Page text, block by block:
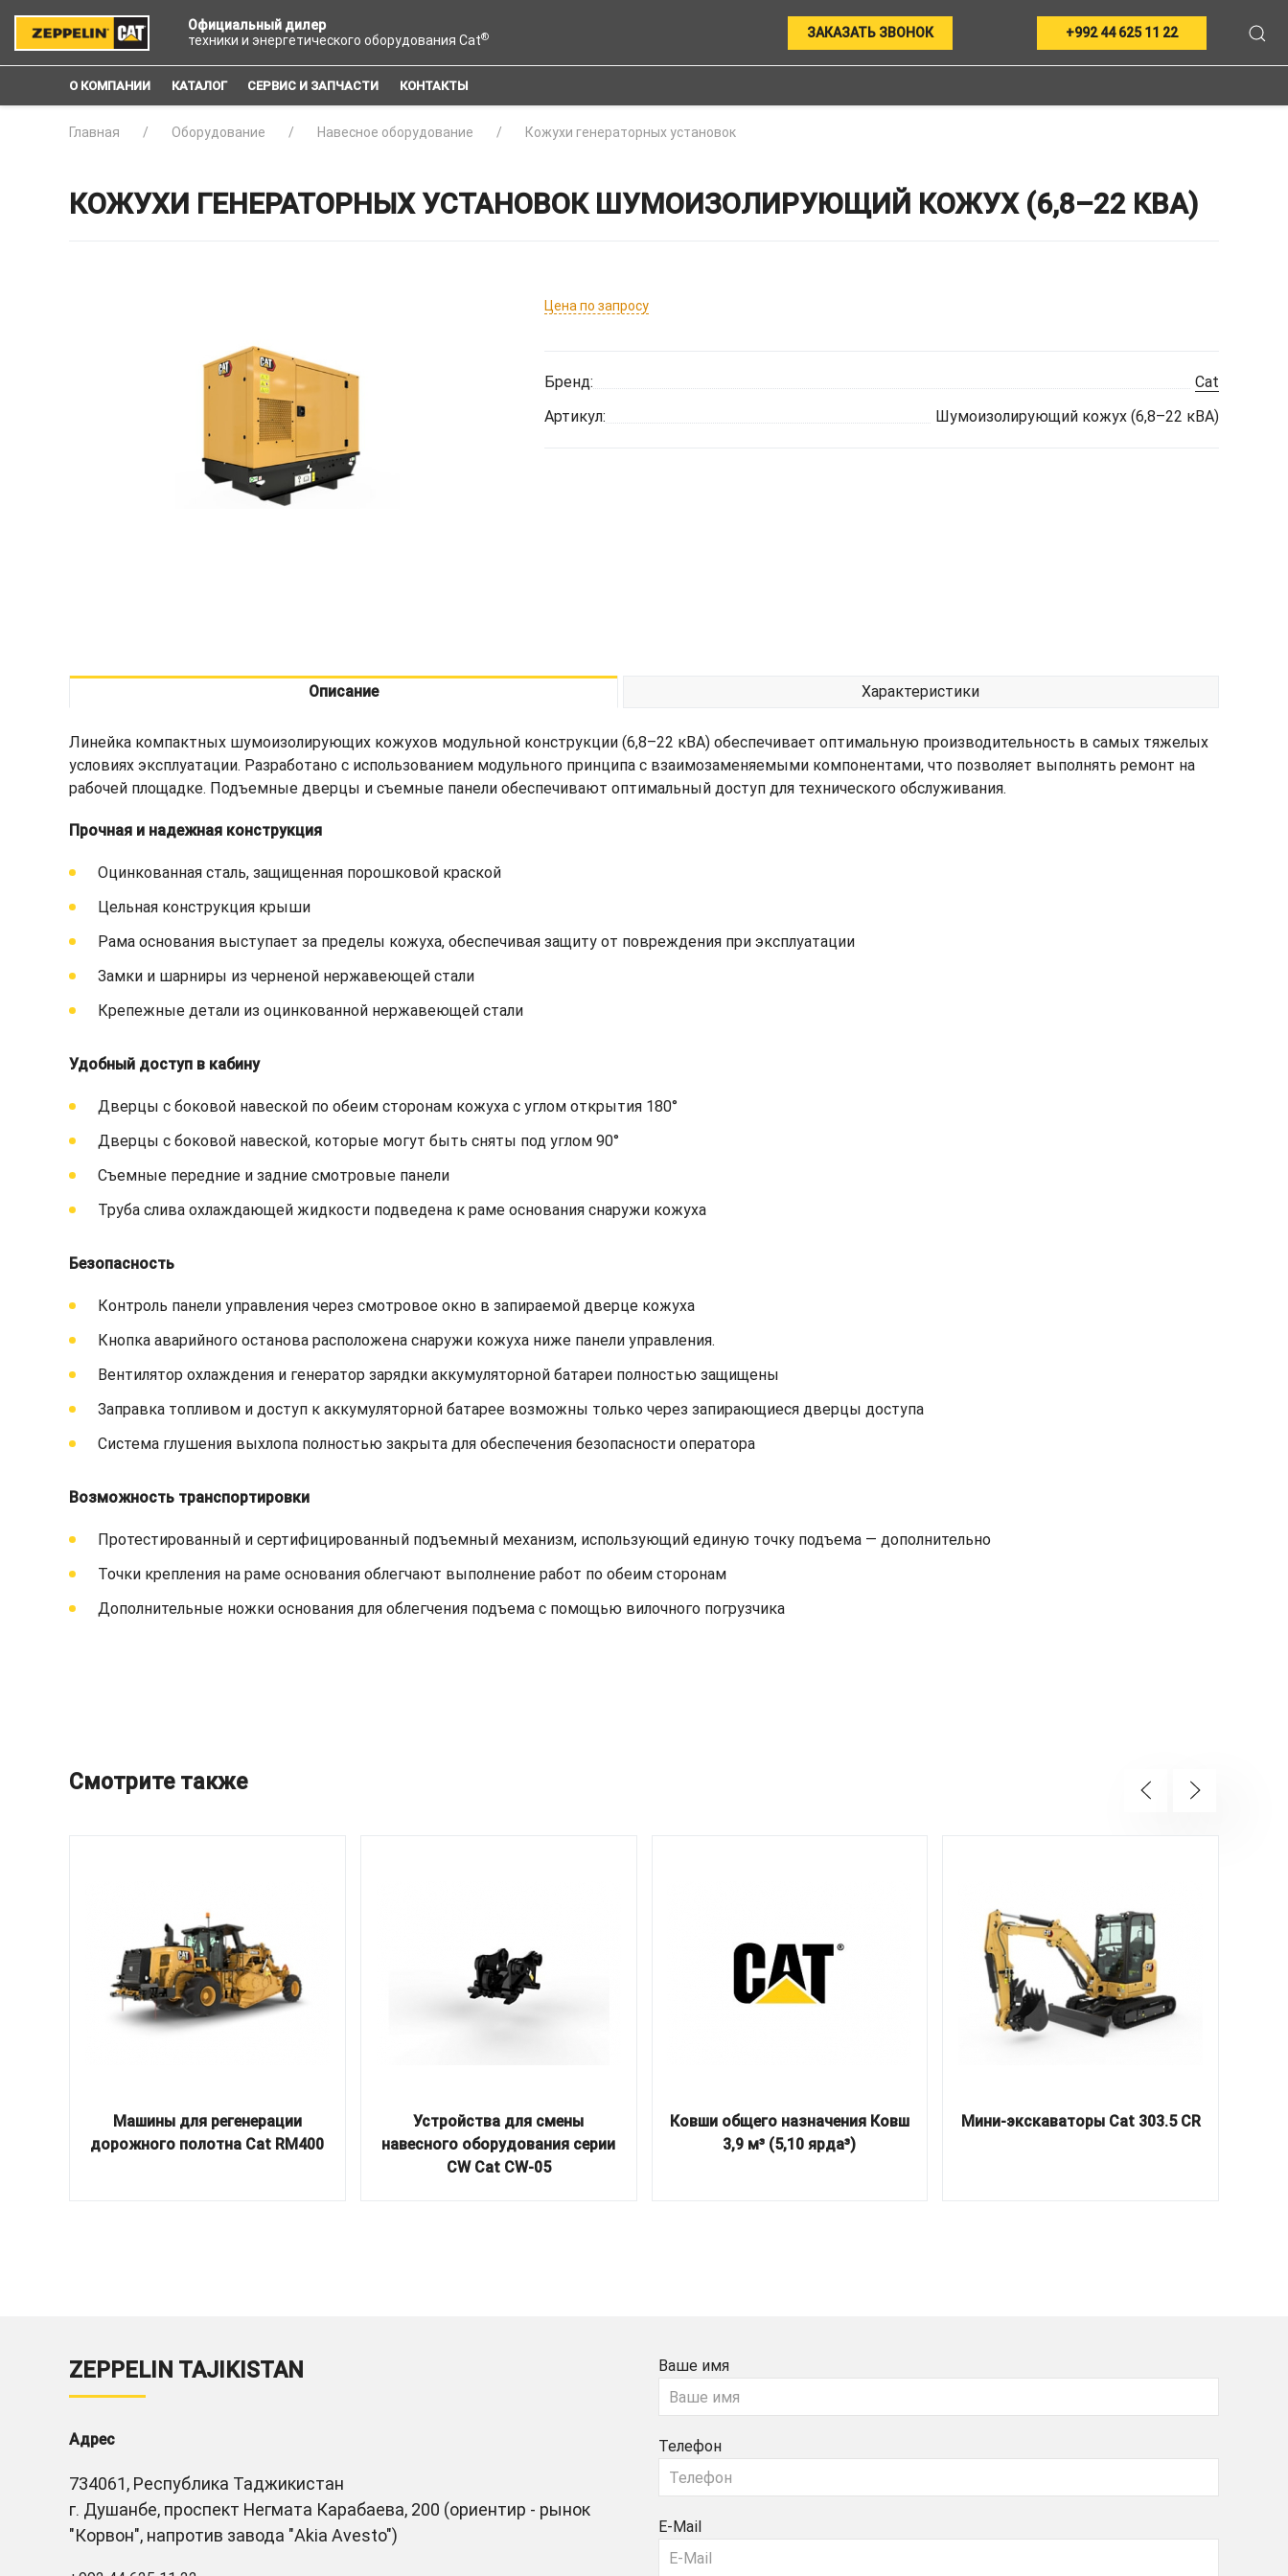
Официальный дилер
техники и энергетического оборудования Cat® ЗАКАЗАТЬ ЗВОНОК +992 44 625 11 22
О КОМПАНИИ КАТАЛОГ СЕРВИС И ЗАПЧАСТИ КОНТАКТЫ
Главная Оборудование Навесное оборудование Кожухи генераторных установок
КОЖУХИ ГЕНЕРАТОРНЫХ УСТАНОВОК ШУМОИЗОЛИРУЮЩИЙ КОЖУХ (6,8–22 КВА)
Цена по запросу
Бренд:
Cat
Артикул:
Шумоизолирующий кожух (6,8–22 кВА)
Описание Характеристики
Линейка компактных шумоизолирующих кожухов модульной конструкции (6,8–22 кВА) обеспечивает оптимальную производительность в самых тяжелых
условиях эксплуатации. Разработано с использованием модульного принципа с взаимозаменяемыми компонентами, что позволяет выполнять ремонт на
рабочей площадке. Подъемные дверцы и съемные панели обеспечивают оптимальный доступ для технического обслуживания.
Прочная и надежная конструкция
Оцинкованная сталь, защищенная порошковой краской
Цельная конструкция крыши
Рама основания выступает за пределы кожуха, обеспечивая защиту от повреждения при эксплуатации
Замки и шарниры из черненой нержавеющей стали
Крепежные детали из оцинкованной нержавеющей стали
Удобный доступ в кабину
Дверцы с боковой навеской по обеим сторонам кожуха с углом открытия 180°
Дверцы с боковой навеской, которые могут быть сняты под углом 90°
Съемные передние и задние смотровые панели
Труба слива охлаждающей жидкости подведена к раме основания снаружи кожуха
Безопасность
Контроль панели управления через смотровое окно в запираемой дверце кожуха
Кнопка аварийного останова расположена снаружи кожуха ниже панели управления.
Вентилятор охлаждения и генератор зарядки аккумуляторной батареи полностью защищены
Заправка топливом и доступ к аккумуляторной батарее возможны только через запирающиеся дверцы доступа
Система глушения выхлопа полностью закрыта для обеспечения безопасности оператора
Возможность транспортировки
Протестированный и сертифицированный подъемный механизм, использующий единую точку подъема — дополнительно
Точки крепления на раме основания облегчают выполнение работ по обеим сторонам
Дополнительные ножки основания для облегчения подъема с помощью вилочного погрузчика
Смотрите также
Машины для регенерации
дорожного полотна Cat RM400
Устройства для смены
навесного оборудования серии
CW Cat CW-05
Ковши общего назначения Ковш
3,9 м³ (5,10 ярда³)
Мини-экскаваторы Cat 303.5 CR
ZEPPELIN TAJIKISTAN
Адрес
734061, Республика Таджикистан
г. Душанбе, проспект Негмата Карабаева, 200 (ориентир - рынок
"Корвон", напротив завода "Akia Avesto")
Ваше имя
Телефон
E-Mail